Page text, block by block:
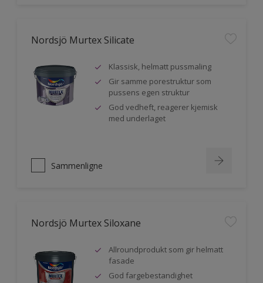
Nordsjö Murtex Silicate
Klassisk, helmatt pussmaling
Gir samme porestruktur som
pussens egen struktur
God vedheft, reagerer kjemisk
med underlaget
Sammenligne
Nordsjö Murtex Siloxane
Allroundprodukt som gir helmatt
fasade
God fargebestandighet